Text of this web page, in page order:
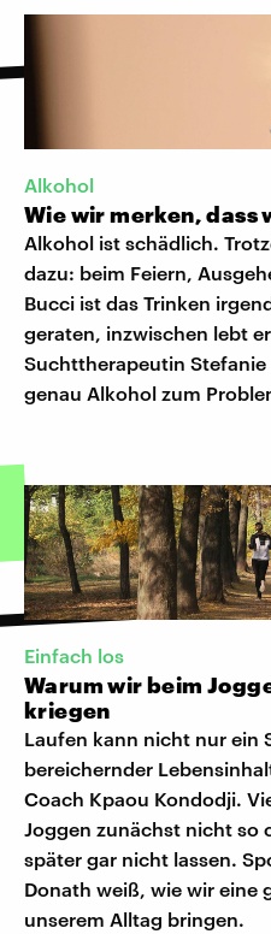
Alkohol
Wie wir merken, dass
Alkohol ist schädlich.
dazu: beim Feiern,
Bucci ist das Trinken
geraten, inzwischen lebt
Suchttherapeutin
genau Alkohol zum
Einfach los
Warum wir beim
kriegen
Laufen kann nicht nur ein
bereichernder
Coach Kpaou Kondodji.
Joggen zunächst nicht so
später gar nicht lassen.
Donath weiß, wie wir eine
unserem Alltag bringen.